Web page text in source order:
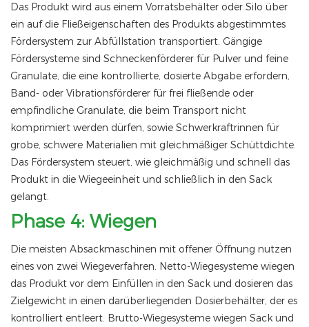
Das Produkt wird aus einem Vorratsbehälter oder Silo über
ein auf die Fließeigenschaften des Produkts abgestimmtes
Fördersystem zur Abfüllstation transportiert. Gängige
Fördersysteme sind Schneckenförderer für Pulver und feine
Granulate, die eine kontrollierte, dosierte Abgabe erfordern,
Band- oder Vibrationsförderer für frei fließende oder
empfindliche Granulate, die beim Transport nicht
komprimiert werden dürfen, sowie Schwerkraftrinnen für
grobe, schwere Materialien mit gleichmäßiger Schüttdichte.
Das Fördersystem steuert, wie gleichmäßig und schnell das
Produkt in die Wiegeeinheit und schließlich in den Sack
gelangt.
Phase 4: Wiegen
Die meisten Absackmaschinen mit offener Öffnung nutzen
eines von zwei Wiegeverfahren. Netto-Wiegesysteme wiegen
das Produkt vor dem Einfüllen in den Sack und dosieren das
Zielgewicht in einen darüberliegenden Dosierbehälter, der es
kontrolliert entleert. Brutto-Wiegesysteme wiegen Sack und